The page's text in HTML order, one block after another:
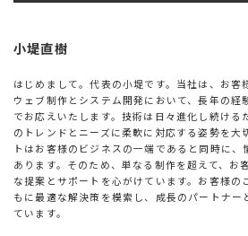
小堤直樹
はじめまして。代表の小堤です。当社は、お客
ウェブ制作とシステム開発において、長年の経
でお応えいたします。技術は日々進化し続ける
のトレンドとニーズに柔軟に対応する姿勢を大
トはお客様のビジネスの一端であると同時に、
あります。そのため、単なる制作を超えて、お
な提案とサポートを心がけています。お客様の
もに最適な解決策を模索し、成長のパートナー
ています。